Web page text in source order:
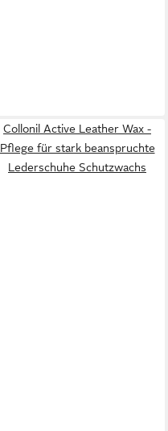
Collonil Active Leather Wax -
Pflege für stark beanspruchte
Lederschuhe Schutzwachs